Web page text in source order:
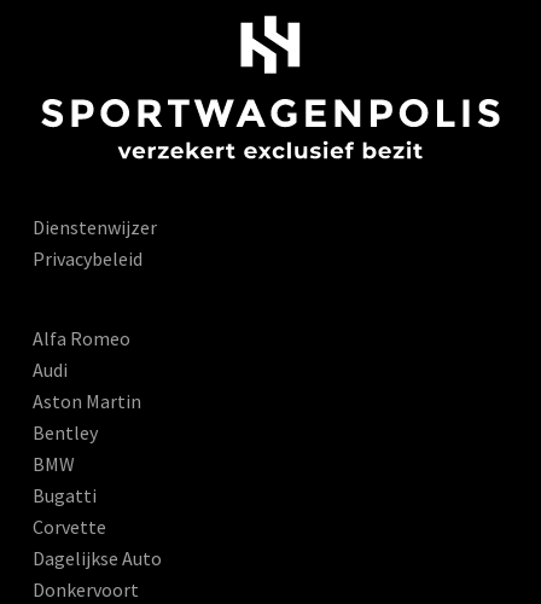
Dienstenwijzer
Privacybeleid
Alfa Romeo
Audi
Aston Martin
Bentley
BMW
Bugatti
Corvette
Dagelijkse Auto
Donkervoort